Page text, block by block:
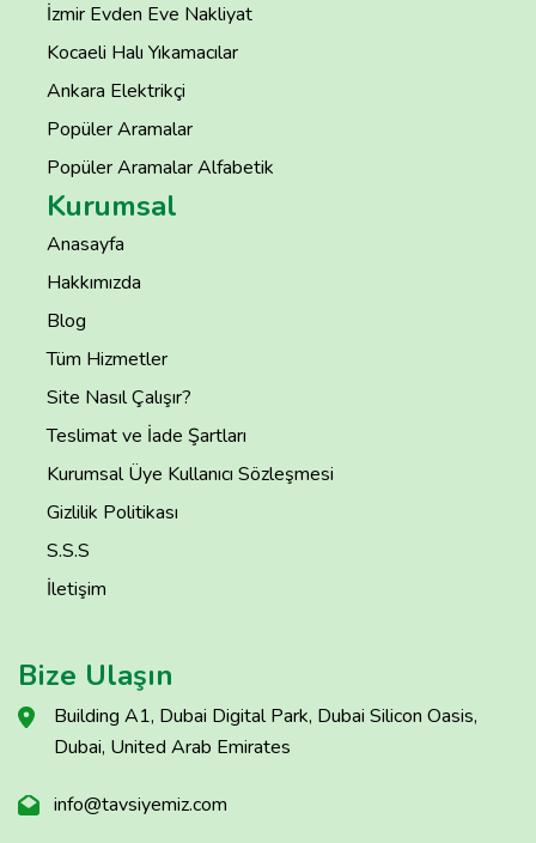
İzmir Evden Eve Nakliyat
Kocaeli Halı Yıkamacılar
Ankara Elektrikçi
Popüler Aramalar
Popüler Aramalar Alfabetik
Kurumsal
Anasayfa
Hakkımızda
Blog
Tüm Hizmetler
Site Nasıl Çalışır?
Teslimat ve İade Şartları
Kurumsal Üye Kullanıcı Sözleşmesi
Gizlilik Politikası
S.S.S
İletişim
Bize Ulaşın
Building A1, Dubai Digital Park, Dubai Silicon Oasis,
Dubai, United Arab Emirates
info@tavsiyemiz.com